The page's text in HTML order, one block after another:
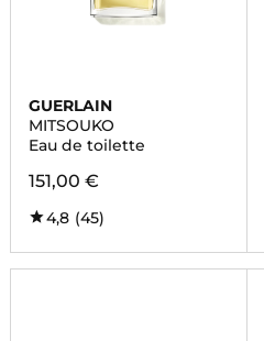
GUERLAIN
MITSOUKO
Eau de toilette
151,00 €
4,8 (45)